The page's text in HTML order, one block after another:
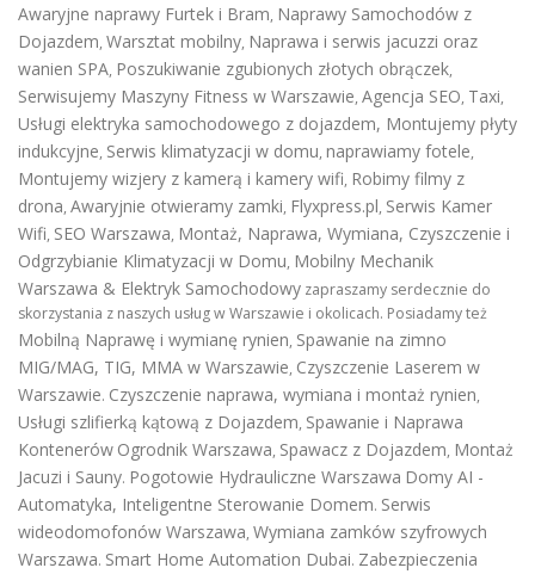
Awaryjne naprawy Furtek i Bram, Naprawy Samochodów z
Dojazdem, Warsztat mobilny, Naprawa i serwis jacuzzi oraz
wanien SPA, Poszukiwanie zgubionych złotych obrączek,
Serwisujemy Maszyny Fitness w Warszawie, Agencja SEO, Taxi,
Usługi elektryka samochodowego z dojazdem, Montujemy płyty
indukcyjne, Serwis klimatyzacji w domu, naprawiamy fotele,
Montujemy wizjery z kamerą i kamery wifi, Robimy filmy z
drona, Awaryjnie otwieramy zamki, Flyxpress.pl, Serwis Kamer
Wifi, SEO Warszawa, Montaż, Naprawa, Wymiana, Czyszczenie i
Odgrzybianie Klimatyzacji w Domu, Mobilny Mechanik
Warszawa & Elektryk Samochodowy zapraszamy serdecznie do
skorzystania z naszych usług w Warszawie i okolicach. Posiadamy też
Mobilną Naprawę i wymianę rynien, Spawanie na zimno
MIG/MAG, TIG, MMA w Warszawie, Czyszczenie Laserem w
Warszawie. Czyszczenie naprawa, wymiana i montaż rynien,
Usługi szlifierką kątową z Dojazdem, Spawanie i Naprawa
Kontenerów Ogrodnik Warszawa, Spawacz z Dojazdem, Montaż
Jacuzi i Sauny. Pogotowie Hydrauliczne Warszawa Domy AI -
Automatyka, Inteligentne Sterowanie Domem. Serwis
wideodomofonów Warszawa, Wymiana zamków szyfrowych
Warszawa. Smart Home Automation Dubai. Zabezpieczenia